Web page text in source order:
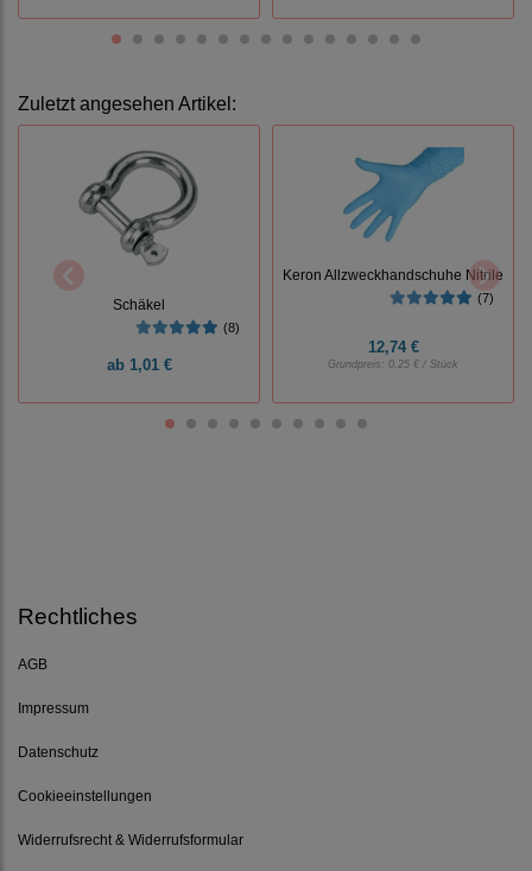
Zuletzt angesehen Artikel:
Schäkel
(8)
ab1,01 €
Keron Allzweckhandschuhe Nitrile
(7)
12,74 €
Grundpreis: 0,25 € / Stück
Rechtliches
AGB
Impressum
Datenschutz
Cookieeinstellungen
Widerrufsrecht & Widerrufsformular